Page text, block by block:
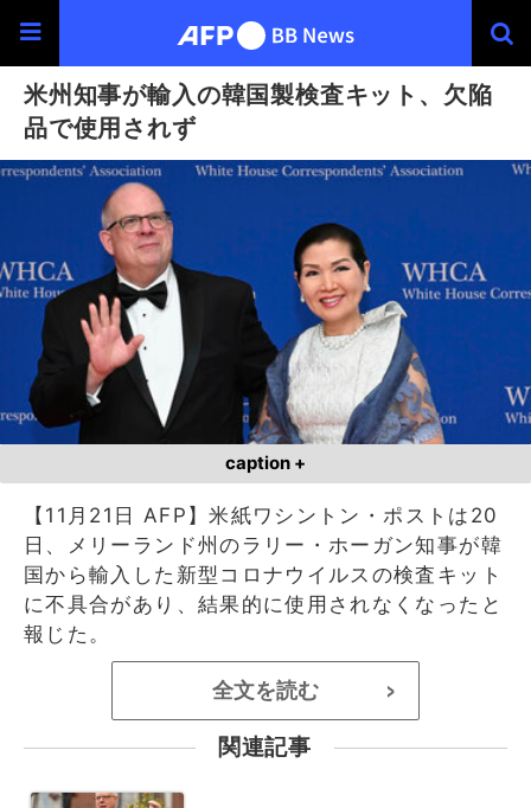
米州知事が輸入の韓国製検査キット、欠陥
品で使用されず
caption +
【11月21日 AFP】米紙ワシントン・ポストは20
日、メリーランド州のラリー・ホーガン知事が韓
国から輸入した新型コロナウイルスの検査キット
に不具合があり、結果的に使用されなくなったと
報じた。
全文を読む >
関連記事